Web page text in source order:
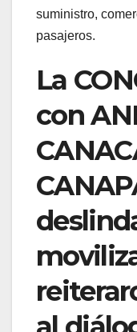
suministro,
pasajeros.
La
con